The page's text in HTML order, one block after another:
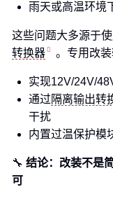
雨天或高温环境
这些问题大多源于
转换器
。专用改装
实现12V/24V/
通过隔离输出转
干扰
内置过温保护模
🔧 结论：改装不是
可